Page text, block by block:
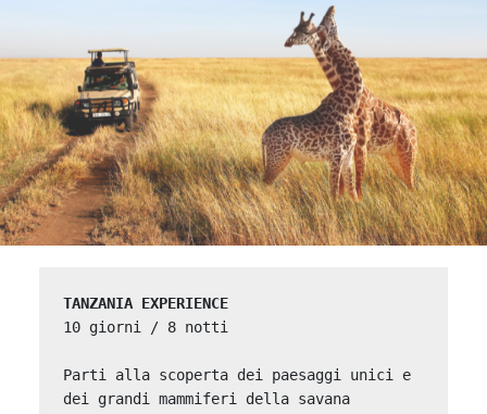
TANZANIA EXPERIENCE
10 giorni / 8 notti
Parti alla scoperta dei paesaggi unici e
dei grandi mammiferi della savana